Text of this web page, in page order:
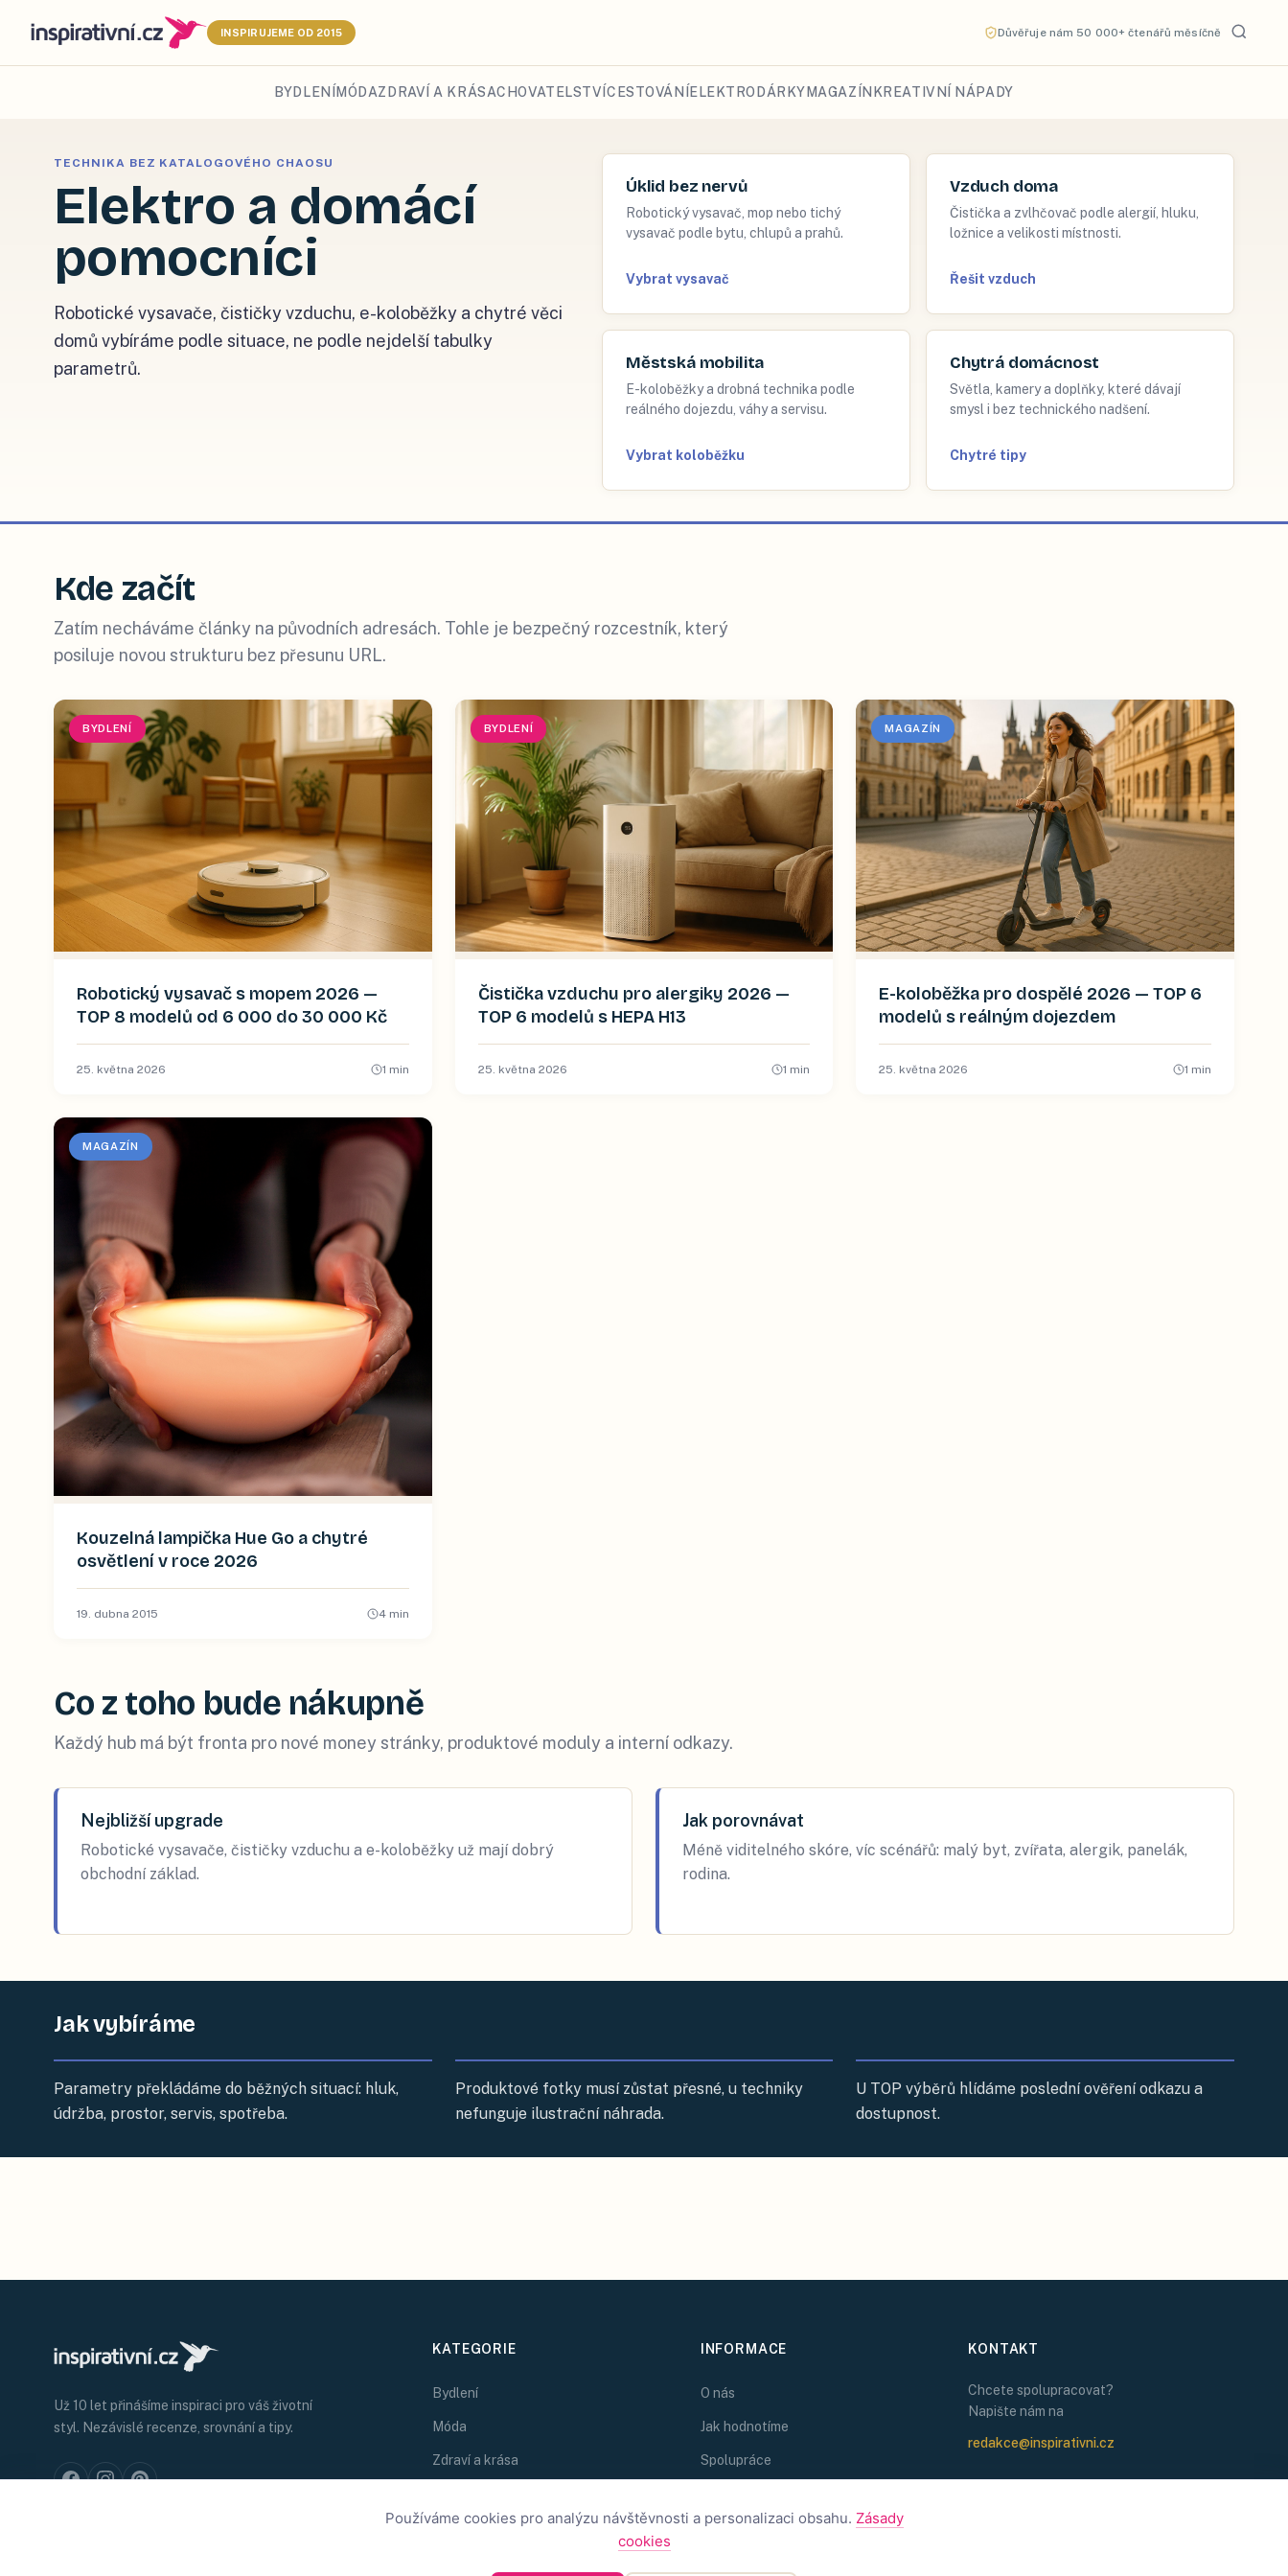
INSPIRUJEME OD 2015 Důvěřuje nám 50 000+ čtenářů měsíčně
BYDLENÍ MÓDAZDRAVÍ A KRÁSACHOVATELSTVÍCESTOVÁNÍ ELEKTRO DÁRKY MAGAZÍN KREATIVNÍ NÁPADY
TECHNIKA BEZ KATALOGOVÉHO CHAOSU
Elektro a domácí
pomocníci
Robotické vysavače, čističky vzduchu, e-koloběžky a chytré věci
domů vybíráme podle situace, ne podle nejdelší tabulky
parametrů.
Úklid bez nervů
Robotický vysavač, mop nebo tichý
vysavač podle bytu, chlupů a prahů.
Vybrat vysavač
Vzduch doma
Čistička a zvlhčovač podle alergií, hluku,
ložnice a velikosti místnosti.
Řešit vzduch
Městská mobilita
E-koloběžky a drobná technika podle
reálného dojezdu, váhy a servisu.
Vybrat koloběžku
Chytrá domácnost
Světla, kamery a doplňky, které dávají
smysl i bez technického nadšení.
Chytré tipy
Kde začít
Zatím necháváme články na původních adresách. Tohle je bezpečný rozcestník, který
posiluje novou strukturu bez přesunu URL.
BYDLENÍ
Robotický vysavač s mopem 2026 —
TOP 8 modelů od 6 000 do 30 000 Kč
25. května 2026 1 min
BYDLENÍ
Čistička vzduchu pro alergiky 2026 —
TOP 6 modelů s HEPA H13
25. května 2026 1 min
MAGAZÍN
E-koloběžka pro dospělé 2026 — TOP 6
modelů s reálným dojezdem
25. května 2026 1 min
MAGAZÍN
Kouzelná lampička Hue Go a chytré
osvětlení v roce 2026
19. dubna 2015 4min
Co z toho bude nákupně
Každý hub má být fronta pro nové money stránky, produktové moduly a interní odkazy.
Nejbližší upgrade
Robotické vysavače, čističky vzduchu a e-koloběžky už mají dobrý
obchodní základ.
Jak porovnávat
Méně viditelného skóre, víc scénářů: malý byt, zvířata, alergik, panelák,
rodina.
Jak vybíráme
Parametry překládáme do běžných situací: hluk,
údržba, prostor, servis, spotřeba.
Produktové fotky musí zůstat přesné, u techniky
nefunguje ilustrační náhrada.
U TOP výběrů hlídáme poslední ověření odkazu a
dostupnost.
Už 10 let přinášíme inspiraci pro váš životní
styl. Nezávislé recenze, srovnání a tipy.
KATEGORIE
Bydlení
Móda
Zdraví a krása
Magazín
INFORMACE
O nás
Jak hodnotíme
Spolupráce
KONTAKT
Chcete spolupracovat?
Napište nám na
redakce@inspirativni.cz
Používáme cookies pro analýzu návštěvnosti a personalizaci obsahu. Zásady
cookies